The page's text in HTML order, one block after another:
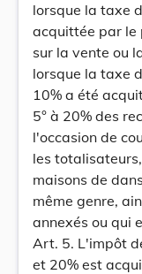
lorsque la taxe
acquittée par le
sur la vente ou
lorsque la taxe
10% a été
5° à 20% des
l'occasion de
les
maisons de
même genre,
annexés ou qui
Art. 5. L'impôt
et 20% est